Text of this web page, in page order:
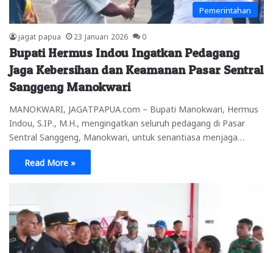
Pemerintahan
jagat papua 23 Januari 2026 0
Bupati Hermus Indou Ingatkan Pedagang
Jaga Kebersihan dan Keamanan Pasar Sentral
Sanggeng Manokwari
MANOKWARI, JAGATPAPUA.com – Bupati Manokwari, Hermus
Indou, S.IP., M.H., mengingatkan seluruh pedagang di Pasar
Sentral Sanggeng, Manokwari, untuk senantiasa menjaga…
Read More »